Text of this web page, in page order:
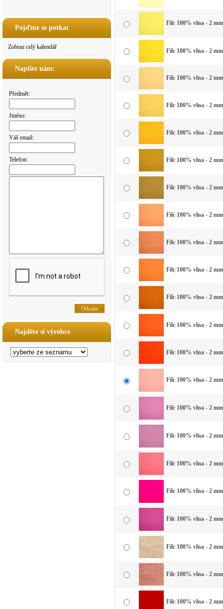
Pojďme se potkat
Zobraz celý kalendář
Napište nám:
Předmět:
Jméno:
Váš email:
Telefon:
Najděte si výrobce
Filc 100% vlna - 2
Filc 100% vlna - 2
Filc 100% vlna - 2
Filc 100% vlna - 2
Filc 100% vlna - 2
Filc 100% vlna - 2
Filc 100% vlna - 2
Filc 100% vlna - 2
Filc 100% vlna - 2
Filc 100% vlna - 2
Filc 100% vlna - 2
Filc 100% vlna - 2
Filc 100% vlna - 2
Filc 100% vlna - 2
Filc 100% vlna - 2
Filc 100% vlna - 2
Filc 100% vlna - 2
Filc 100% vlna - 2
Filc 100% vlna - 2
Filc 100% vlna - 2
Filc 100% vlna - 2
Filc 100% vlna - 2